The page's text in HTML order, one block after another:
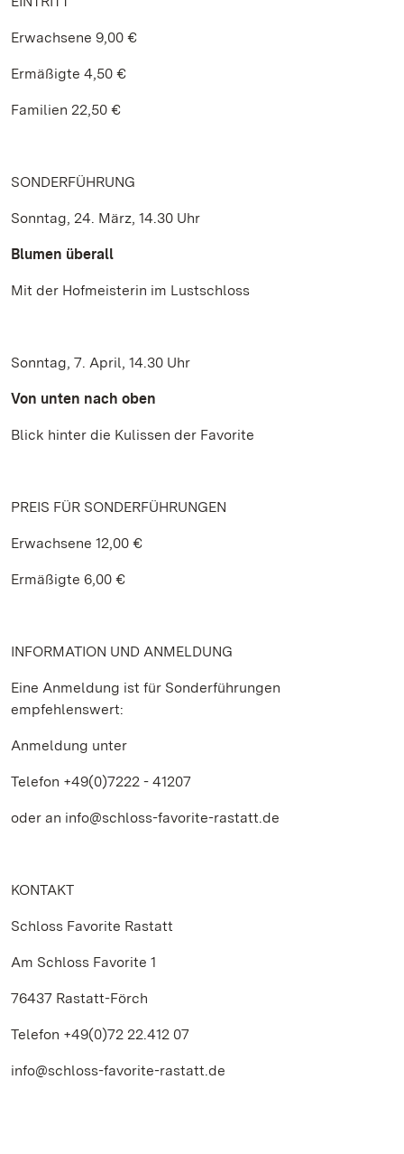
Erwachsene 9,00 €
Ermäßigte 4,50 €
Familien 22,50 €
SONDERFÜHRUNG
Sonntag, 24. März, 14.30 Uhr
Blumen überall
Mit der Hofmeisterin im Lustschloss
Sonntag, 7. April, 14.30 Uhr
Von unten nach oben
Blick hinter die Kulissen der Favorite
PREIS FÜR SONDERFÜHRUNGEN
Erwachsene 12,00 €
Ermäßigte 6,00 €
INFORMATION UND ANMELDUNG
Eine Anmeldung ist für Sonderführungen
empfehlenswert:
Anmeldung unter
Telefon +49(0)7222 - 41207
oder an info@schloss-favorite-rastatt.de
KONTAKT
Schloss Favorite Rastatt
Am Schloss Favorite 1
76437 Rastatt-Förch
Telefon +49(0)72 22.412 07
info@schloss-favorite-rastatt.de